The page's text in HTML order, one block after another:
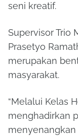
seni kreatif.
Supervisor Trio
Prasetyo
merupakan
masyarakat.
“Melalui Kelas
menghadirkan